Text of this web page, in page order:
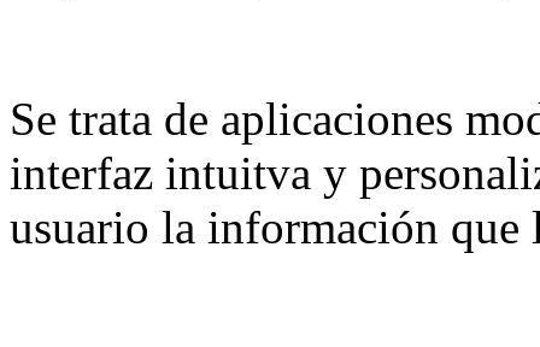
Se trata de aplicaciones
interfaz intuitva y
usuario la información que